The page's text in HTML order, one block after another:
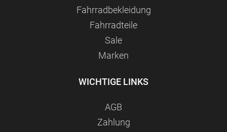
Fahrradbekleidung
Fahrradteile
Sale
Marken
WICHTIGE LINKS
AGB
Zahlung